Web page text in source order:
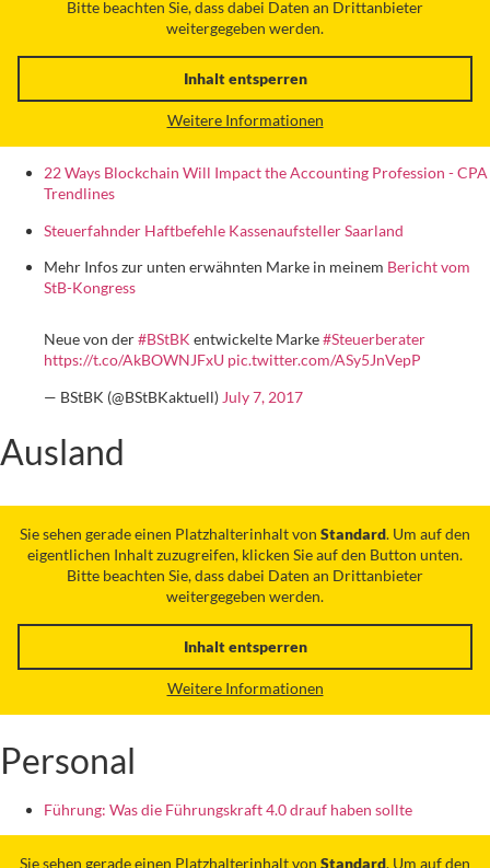
Bitte beachten Sie, dass dabei Daten an Drittanbieter
weitergegeben werden.
Inhalt entsperren
Weitere Informationen
22 Ways Blockchain Will Impact the Accounting Profession - CPA
Trendlines
Steuerfahnder Haftbefehle Kassenaufsteller Saarland
Mehr Infos zur unten erwähnten Marke in meinem Bericht vom
StB-Kongress
Neue von der#BStBK entwickelte Marke#Steuerberater
https://t.co/AkBOWNJFxU pic.twitter.com/ASy5JnVepP
— BStBK (@BStBKaktuell) July 7, 2017
Ausland
Sie sehen gerade einen Platzhalterinhalt von Standard. Um auf den
eigentlichen Inhalt zuzugreifen, klicken Sie auf den Button unten.
Bitte beachten Sie, dass dabei Daten an Drittanbieter
weitergegeben werden.
Inhalt entsperren
Weitere Informationen
Personal
Führung: Was die Führungskraft 4.0 drauf haben sollte
Sie sehen gerade einen Platzhalterinhalt von Standard. Um auf den